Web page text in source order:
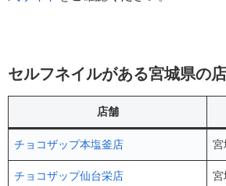
セルフネイルがある宮城県の
店舗
チョコザップ本塩釜店
チョコザップ仙台栄店